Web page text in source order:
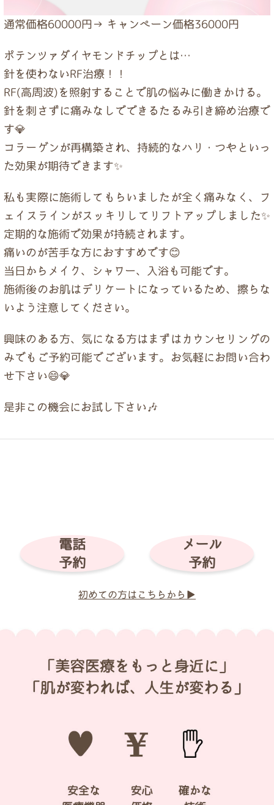
通常価格60000円→ キャンペーン価格36000円
ポテンツァダイヤモンドチップとは…
針を使わないRF治療！！
RF(高周波)を照射することで肌の悩みに働きかける。
針を刺さずに痛みなしでできるたるみ引き締め治療で
す💎
コラーゲンが再構築され、持続的なハリ・つやといっ
た効果が期待できます✨
私も実際に施術してもらいましたが全く痛みなく、フ
ェイスラインがスッキリしてリフトアップしました✨
定期的な施術で効果が持続されます。
痛いのが苦手な方におすすめです😊
当日からメイク、シャワー、入浴も可能です。
施術後のお肌はデリケートになっているため、擦らな
いよう注意してください。
興味のある方、気になる方はまずはカウンセリングの
みでもご予約可能でございます。お気軽にお問い合わ
せ下さい😄💎
是非この機会にお試し下さい🎶
電話
予約
メール
予約
初めての方はこちらから▶